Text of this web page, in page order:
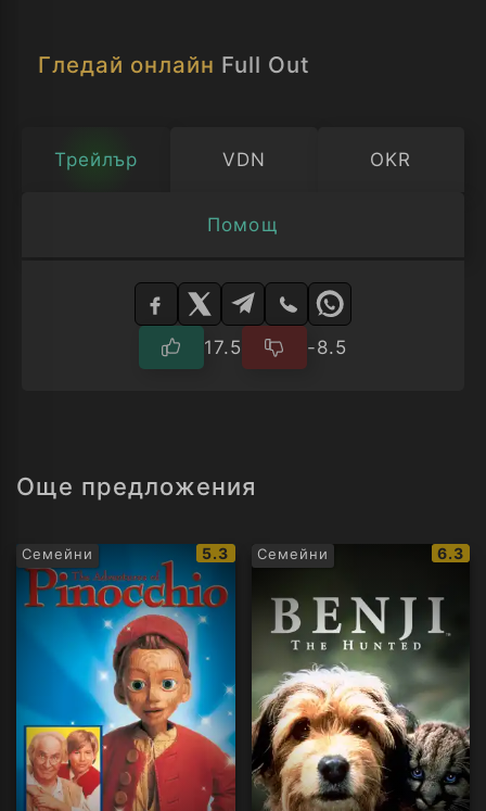
невъзможните неща в живота.
Гледай онлайн Full Out
Трейлър VDN OKR
Помощ
Изберете
17.5 -8.5
Още предложения
Семейни
IMDb
рейтинг:
5.3 Семейни
IMDb
6.3